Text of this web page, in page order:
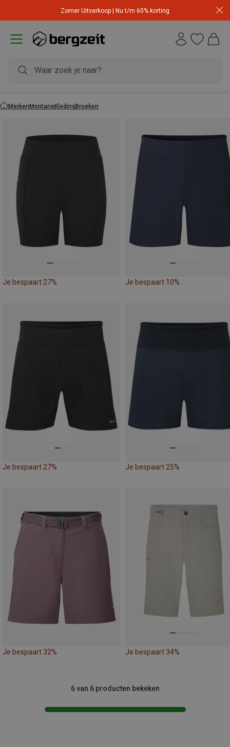
Zomer Uitverkoop | Nu t/m 60% korting
MerkenMontaneKledingBroeken
Je bespaart 27% Je bespaart 10%
Je bespaart 27% Je bespaart 25%
Je bespaart 32% Je bespaart 34%
6 van 6 producten bekeken